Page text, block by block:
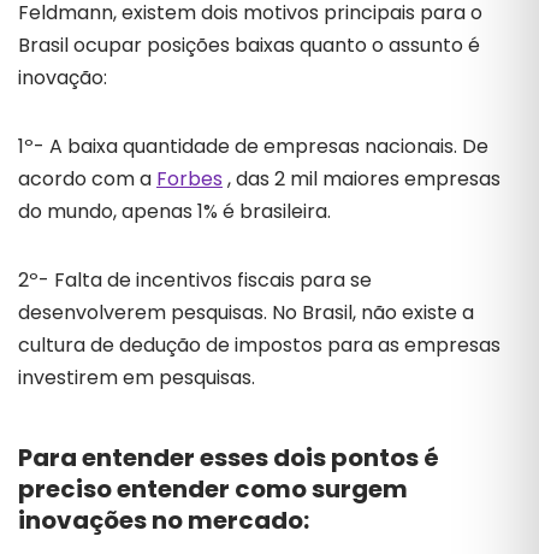
Feldmann, existem dois motivos principais para o
Brasil ocupar posições baixas quanto o assunto é
inovação:
1º- A baixa quantidade de empresas nacionais. De
acordo com a Forbes , das 2 mil maiores empresas
do mundo, apenas 1% é brasileira.
2º- Falta de incentivos fiscais para se
desenvolverem pesquisas. No Brasil, não existe a
cultura de dedução de impostos para as empresas
investirem em pesquisas.
Para entender esses dois pontos é
preciso entender como surgem
inovações no mercado: